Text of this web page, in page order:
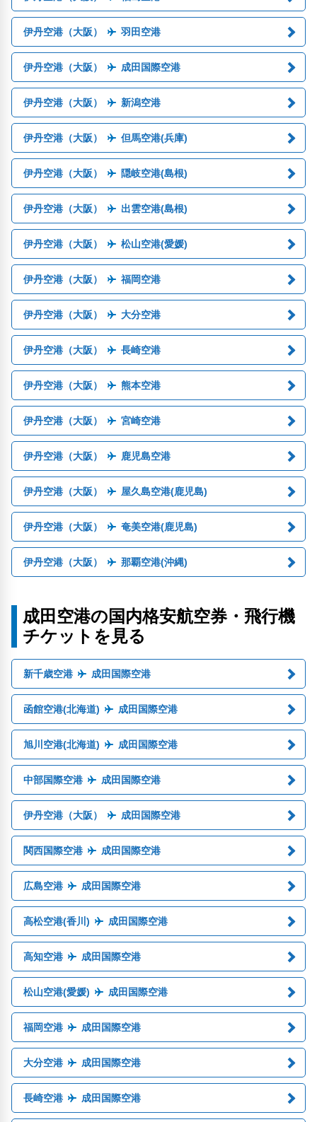
伊丹空港（大阪） 羽田空港
伊丹空港（大阪） 成田国際空港
伊丹空港（大阪） 新潟空港
伊丹空港（大阪） 但馬空港(兵庫)
伊丹空港（大阪） 隠岐空港(島根)
伊丹空港（大阪） 出雲空港(島根)
伊丹空港（大阪） 松山空港(愛媛)
伊丹空港（大阪） 福岡空港
伊丹空港（大阪） 大分空港
伊丹空港（大阪） 長崎空港
伊丹空港（大阪） 熊本空港
伊丹空港（大阪） 宮崎空港
伊丹空港（大阪） 鹿児島空港
伊丹空港（大阪） 屋久島空港(鹿児島)
伊丹空港（大阪） 奄美空港(鹿児島)
伊丹空港（大阪） 那覇空港(沖縄)
成田空港の国内格安航空券・飛行機
チケットを見る
新千歳空港 成田国際空港
函館空港(北海道) 成田国際空港
旭川空港(北海道) 成田国際空港
中部国際空港 成田国際空港
伊丹空港（大阪） 成田国際空港
関西国際空港 成田国際空港
広島空港 成田国際空港
高松空港(香川) 成田国際空港
高知空港 成田国際空港
松山空港(愛媛) 成田国際空港
福岡空港 成田国際空港
大分空港 成田国際空港
長崎空港 成田国際空港